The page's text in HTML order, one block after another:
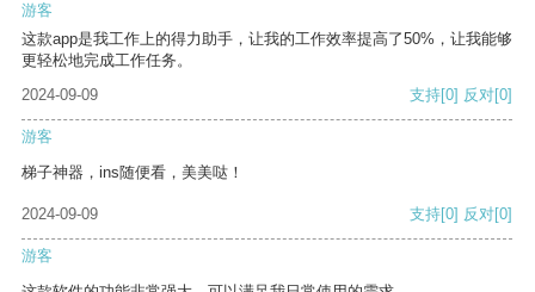
游客
这款app是我工作上的得力助手，让我的工作效率提高了50%，让我能够
更轻松地完成工作任务。
2024-09-09
支持[0] 反对[0]
游客
梯子神器，ins随便看，美美哒！
2024-09-09 支持[0] 反对[0]
游客